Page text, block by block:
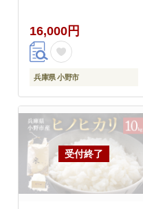
お弁当
16,000円
兵庫県 小野市